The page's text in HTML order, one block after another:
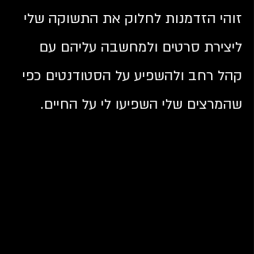
זוהי הזדמנות לחלוק את התשוקה שלי
ליצירת סרטים ולמחשבה עליהם עם
קהל רחב ולהשפיע על הסטודנטים כפי
שהמרצים שלי השפיעו לי על החיים.